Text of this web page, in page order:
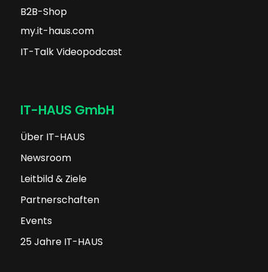
B2B-Shop
my.it-haus.com
IT-Talk Videopodcast
IT-HAUS GmbH
Über IT-HAUS
Newsroom
Leitbild & Ziele
Partnerschaften
Events
25 Jahre IT-HAUS